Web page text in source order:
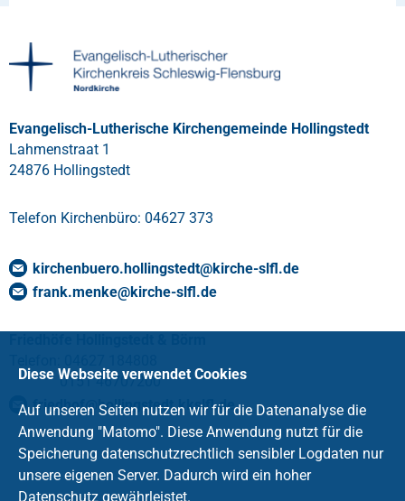
Evangelisch-Lutherische Kirchengemeinde Hollingstedt
Lahmenstraat 1
24876 Hollingstedt
Telefon Kirchenbüro: 04627 373
kirchenbuero.hollingstedt@kirche-slfl.de
frank.menke@kirche-slfl.de
0151 46707200
friedhof@ hollingstedt.kkslfl.de
Diese Webseite verwendet Cookies
Auf unseren Seiten nutzen wir für die Datenanalyse die
Anwendung "Matomo". Diese Anwendung nutzt für die
Speicherung datenschutzrechtlich sensibler Logdaten nur
unsere eigenen Server. Dadurch wird ein hoher
Datenschutz gewährleistet.